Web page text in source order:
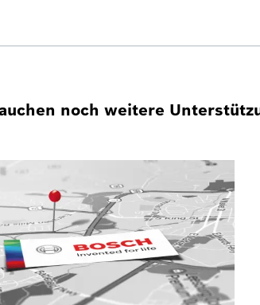
noch weitere